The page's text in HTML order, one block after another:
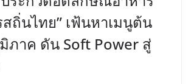
ถิ่นไทย” เฟ้นหาเมนูต้น
ภาค ดัน Soft Power สู่